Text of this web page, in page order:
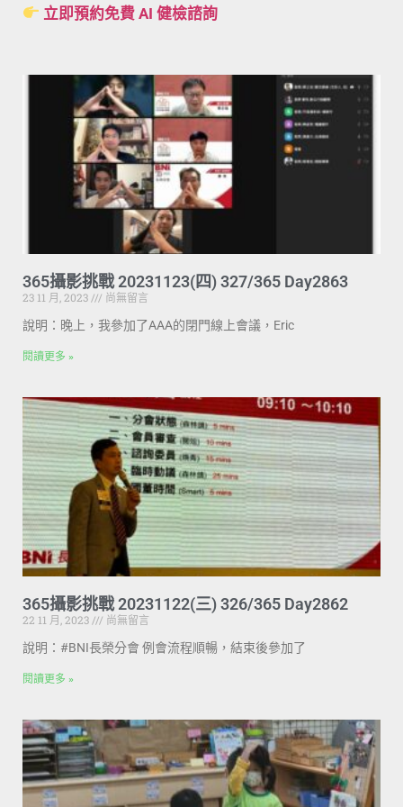
立即預約免費 AI 健檢諮詢
365攝影挑戰 20231123(四) 327/365 Day2863
23 11 月, 2023
尚無留言
說明：晚上，我參加了AAA的閉門線上會議，Eric
閱讀更多 »
365攝影挑戰 20231122(三) 326/365 Day2862
22 11 月, 2023
尚無留言
說明：#BNI長榮分會 例會流程順暢，結束後參加了
閱讀更多 »